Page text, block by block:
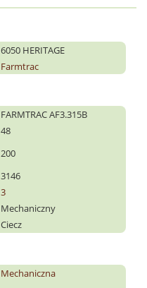
6050 HERITAGE
Farmtrac
FARMTRAC AF3.315B
48
200
3146
3
Mechaniczny
Ciecz
Mechaniczna